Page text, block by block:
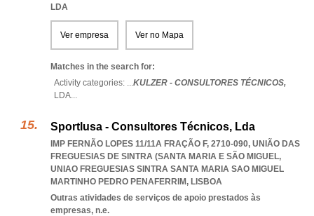
LDA
Ver empresa Ver no Mapa
Matches in the search for:
Activity categories: ...KULZER - CONSULTORES TÉCNICOS,
LDA...
Sportlusa - Consultores Técnicos, Lda
IMP FERNÃO LOPES 11/11A FRAÇÃO F, 2710-090, UNIÃO DAS
FREGUESIAS DE SINTRA (SANTA MARIA E SÃO MIGUEL,
UNIAO FREGUESIAS SINTRA SANTA MARIA SAO MIGUEL
MARTINHO PEDRO PENAFERRIM, LISBOA
Outras atividades de serviços de apoio prestados às
empresas, n.e.